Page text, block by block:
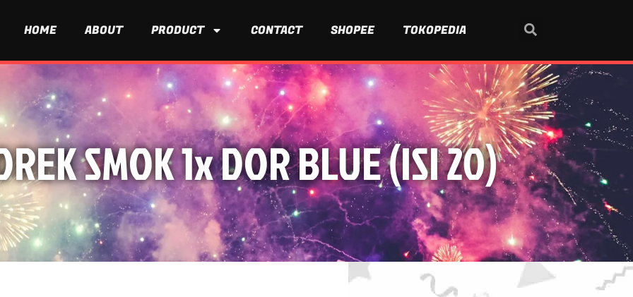
HOME ABOUT PRODUCT CONTACT SHOPEE TOKOPEDIA
SMOK 1x DOR BLUE (ISI 20)